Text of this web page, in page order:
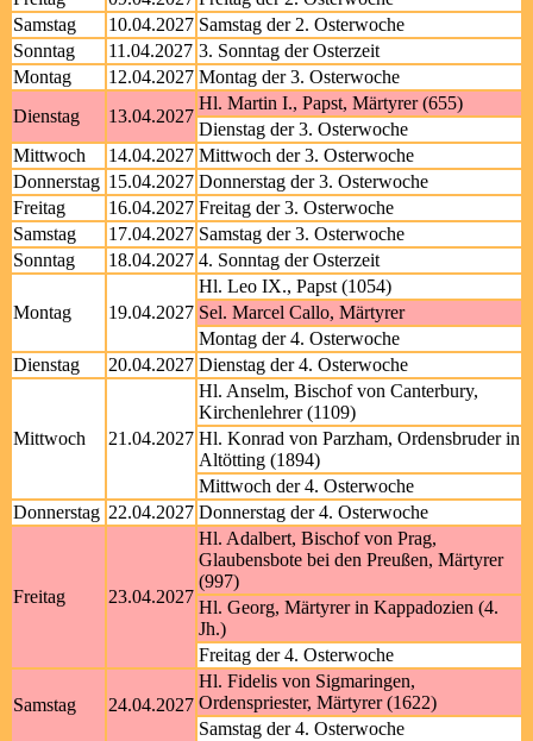
Samstag
10.04.2027 Samstag der 2. Osterwoche
Sonntag
11.04.2027 3. Sonntag der Osterzeit
Montag
12.04.2027 Montag der 3. Osterwoche
Dienstag
13.04.2027
Hl. Martin I., Papst, Märtyrer (655)
Dienstag der 3. Osterwoche
Mittwoch
14.04.2027 Mittwoch der 3. Osterwoche
Donnerstag 15.04.2027 Donnerstag der 3. Osterwoche
Freitag
16.04.2027 Freitag der 3. Osterwoche
Samstag
17.04.2027 Samstag der 3. Osterwoche
Sonntag
18.04.2027 4. Sonntag der Osterzeit
Montag 19.04.2027
Hl. Leo IX., Papst (1054)
Sel. Marcel Callo, Märtyrer
Montag der 4. Osterwoche
Dienstag
20.04.2027 Dienstag der 4. Osterwoche
Mittwoch 21.04.2027
Hl. Anselm, Bischof von Canterbury,
Kirchenlehrer (1109)
Hl. Konrad von Parzham, Ordensbruder in
Altötting (1894)
Mittwoch der 4. Osterwoche
Donnerstag 22.04.2027 Donnerstag der 4. Osterwoche
Freitag 23.04.2027
Hl. Adalbert, Bischof von Prag,
Glaubensbote bei den Preußen, Märtyrer
(997)
Hl. Georg, Märtyrer in Kappadozien (4.
Jh.)
Freitag der 4. Osterwoche
Samstag 24.04.2027
Hl. Fidelis von Sigmaringen,
Ordenspriester, Märtyrer (1622)
Samstag der 4. Osterwoche